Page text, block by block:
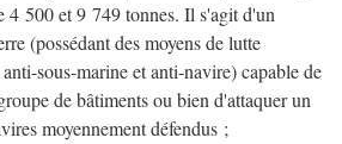
4 500 et 9 749 tonnes. Il s'agit d'un
(possédant des moyens de lutte
sous-marine et anti-navire) capable de
de bâtiments ou bien d'attaquer un
moyennement défendus ;